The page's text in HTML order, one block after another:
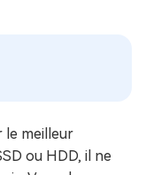
le meilleur
ou HDD, il ne